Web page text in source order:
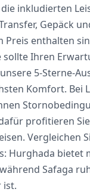
inkludierten
Gepäck
Preis enthalten
Ihren
5-Sterne-
Komfort. Bei
profitieren
Vergleichen
Hurghada bietet
Safaga
ist.